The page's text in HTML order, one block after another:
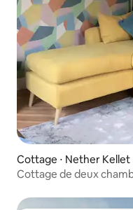
Cottage ⋅ Nether Kellet
Cottage de deux